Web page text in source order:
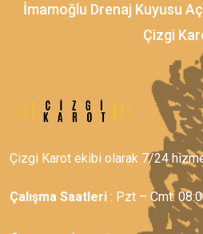
İmamoğlu Drenaj Kuyusu
Çizgi
Çizgi Karot ekibi olarak 7/24
Çalışma Saatleri : Pzt – Cmt: